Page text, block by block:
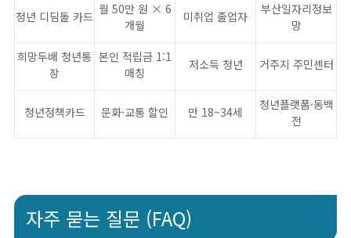
청년 디딤돌 카드 월 50만 원 × 6
개월
미취업 졸업자
부산일자리정보
망
희망두배 청년통
장
본인 적립금 1:1
매칭
저소득 청년 거주지 주민센터
청년정책카드 문화·교통 할인 만 18~34세
청년플랫폼·동백
전
자주 묻는 질문 (FAQ)